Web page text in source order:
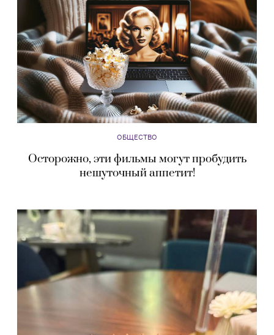
ОБЩЕСТВО
Осторожно, эти фильмы могут пробудить
нешуточный аппетит!